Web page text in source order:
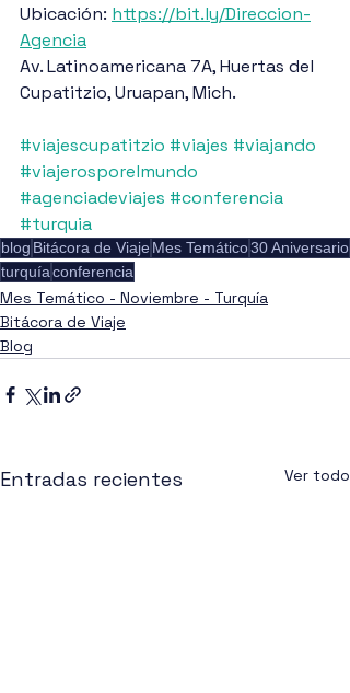
Ubicación: https://bit.ly/Direccion-
Agencia
Av. Latinoamericana 7A, Huertas del
Cupatitzio, Uruapan, Mich.
#viajescupatitzio #viajes #viajando
#viajerosporelmundo
#agenciadeviajes #conferencia
#turquia
blog Bitácora de Viaje Mes Temático30 Aniversario
turquíaconferencia
Mes Temático - Noviembre - Turquía
Bitácora de Viaje
Blog
Entradas recientes Ver todo